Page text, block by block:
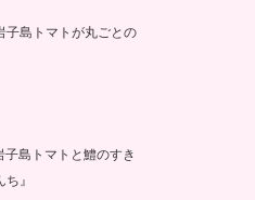
子島トマトが丸ごとの
島トマトと鱧のすき
』